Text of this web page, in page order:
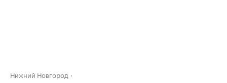
Нижний Новгород